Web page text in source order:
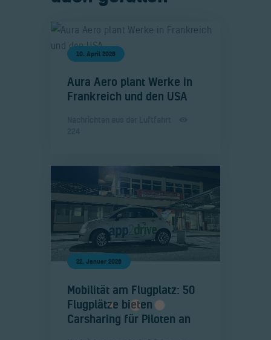
10. April 2026
​Aura Aero plant Werke in
Frankreich und den USA
22. Januar 2026
​Mobilität am Flugplatz: 50
Flugplätze bieten
Carsharing für Piloten an